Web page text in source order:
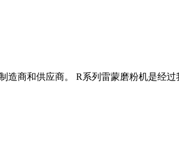
商和供应商。 R系列雷蒙磨粉机是经